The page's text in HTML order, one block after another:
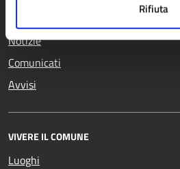
Rifiuta
Notizie
Comunicati
Avvisi
VIVERE IL COMUNE
Luoghi